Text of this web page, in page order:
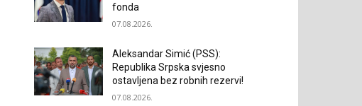
fonda
07.08.2026.
Aleksandar Simić (PSS):
Republika Srpska svjesno
ostavljena bez robnih rezervi!
07.08.2026.